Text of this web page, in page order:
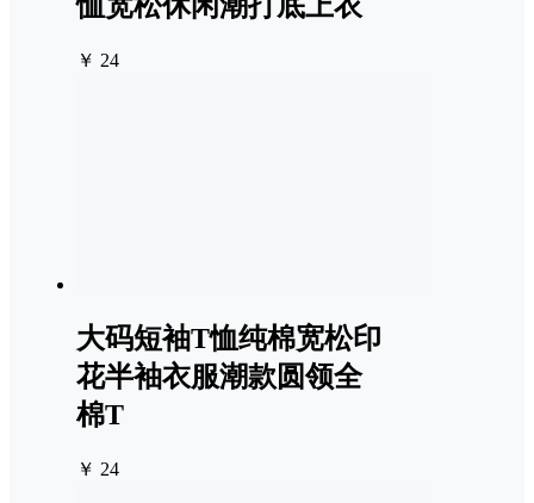
恤宽松休闲潮打底上衣
￥ 24
大码短袖T恤纯棉宽松印
花半袖衣服潮款圆领全
棉T
￥ 24